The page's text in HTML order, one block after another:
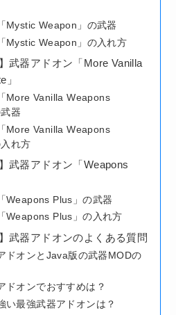
Mystic Weapon」の武器
Mystic Weapon」の入れ方
武器アドオン「More Vanilla
More Vanilla Weapons
器
More Vanilla Weapons
れ方
武器アドオン「Weapons
Weapons Plus」の武器
Weapons Plus」の入れ方
武器アドオンのよくある質問
ドオンとJava版の武器MODの
ドオンでおすすめは？
い最強武器アドオンは？